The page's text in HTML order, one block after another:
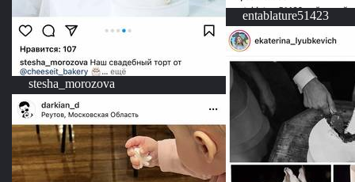
stesha_morozova
entablature51423